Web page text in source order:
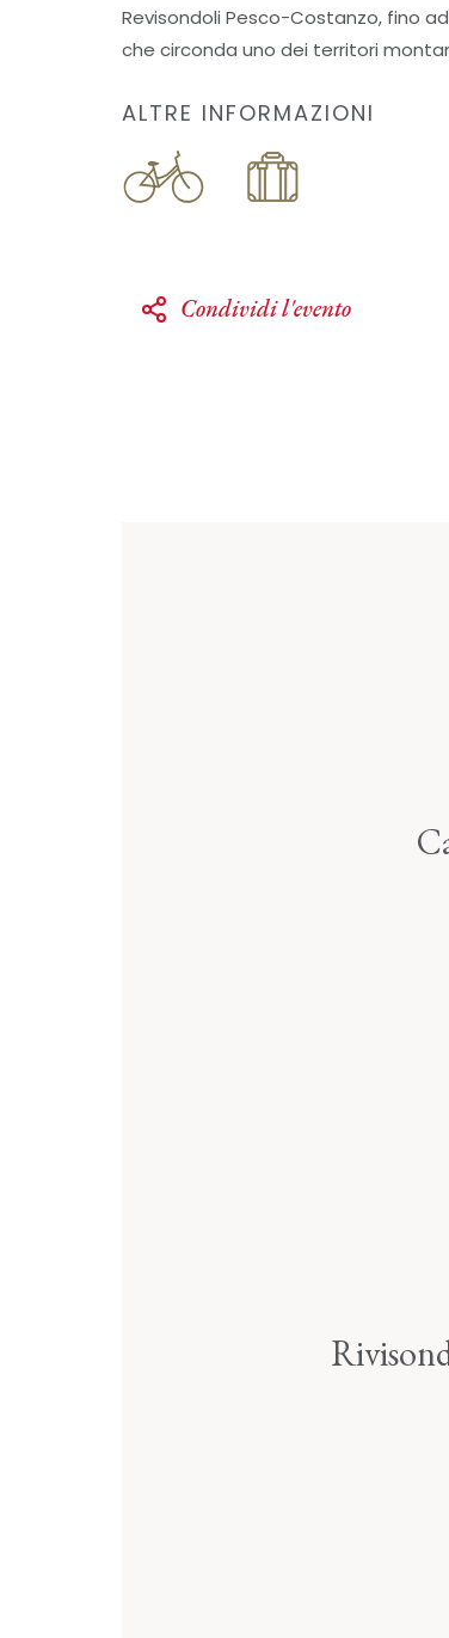
Revisondoli Pesco-Costanzo, fino
che circonda uno dei territori
ALTRE INFORMAZIONI
Condividi l'evento